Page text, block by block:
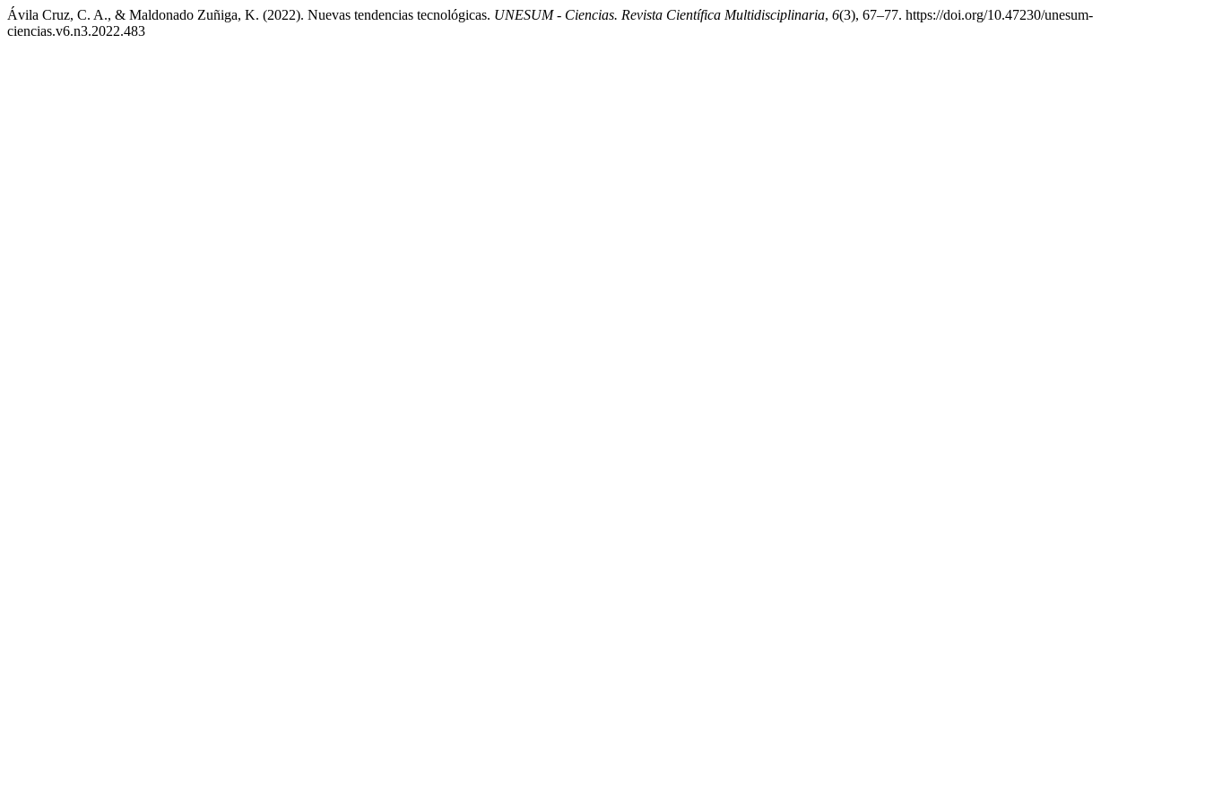
Ávila Cruz, C. A., & Maldonado Zuñiga, K. (2022). Nuevas tendencias tecnológicas. UNESUM - Ciencias. Revista Científica Multidisciplinaria, 6(3), 67–77. https://doi.org/10.47230/unesum-
ciencias.v6.n3.2022.483